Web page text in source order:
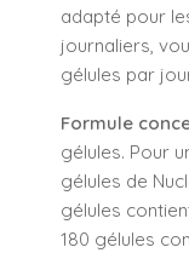
adapté pour
journaliers,
gélules par
Formule
gélules. Pour
gélules de
gélules
180 gélules